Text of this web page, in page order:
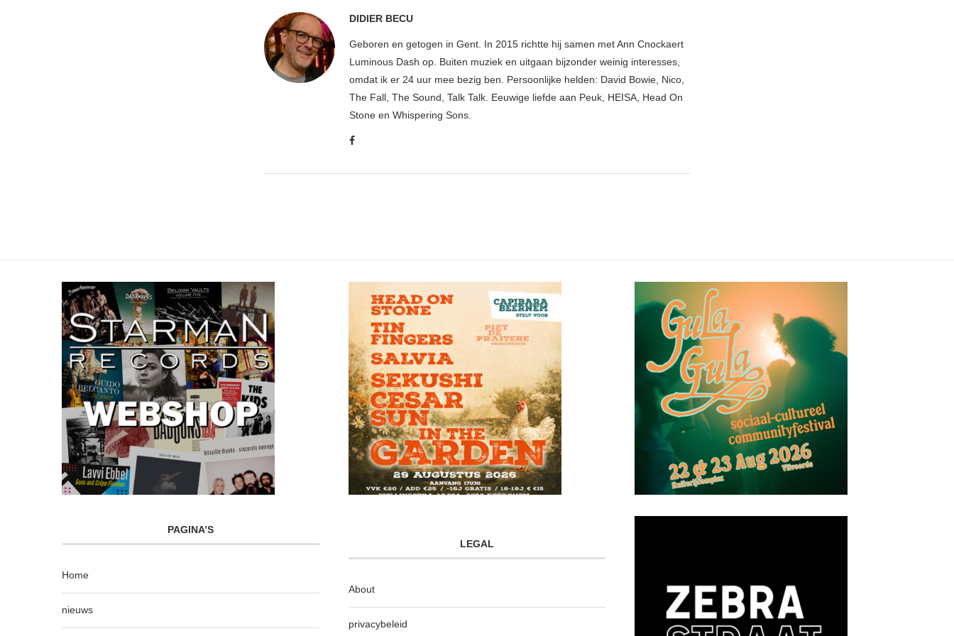
DIDIER BECU
Geboren en getogen in Gent. In 2015 richtte hij samen met Ann Cnockaert
Luminous Dash op. Buiten muziek en uitgaan bijzonder weinig interesses,
omdat ik er 24 uur mee bezig ben. Persoonlijke helden: David Bowie, Nico,
The Fall, The Sound, Talk Talk. Eeuwige liefde aan Peuk, HEISA, Head On
Stone en Whispering Sons.
PAGINA’S
Home
nieuws
LEGAL
About
privacybeleid